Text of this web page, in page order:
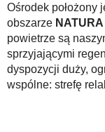
Ośrodek położony
obszarze
powietrze są
sprzyjającymi
dyspozycji duży,
wspólne: strefę